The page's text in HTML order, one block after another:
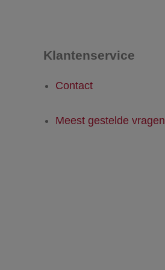
Klantenservice
Contact
Meest gestelde vragen